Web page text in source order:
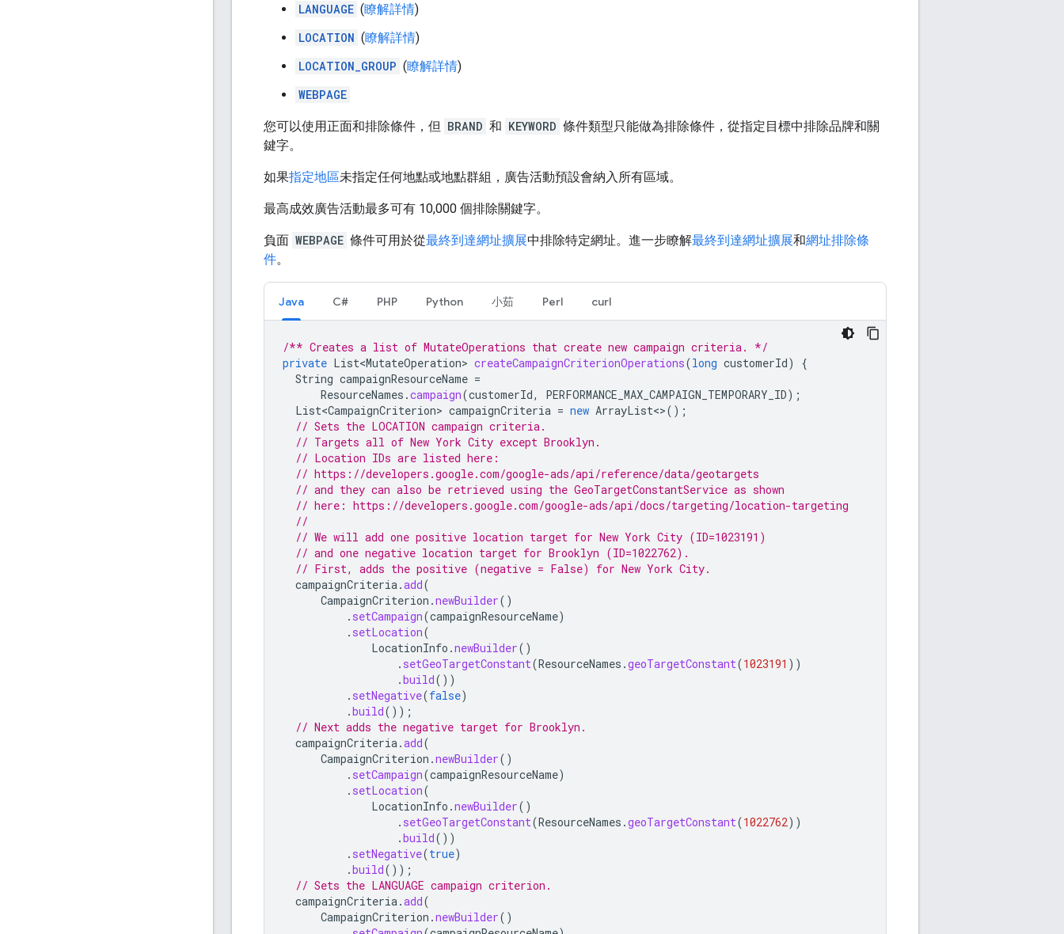
LANGUAGE (瞭解詳情)
LOCATION (瞭解詳情)
LOCATION_GROUP (瞭解詳情)
WEBPAGE
您可以使用正面和排除條件，但 BRAND 和 KEYWORD 條件類型只能做為排除條件，從指定目標中排除品牌和關
鍵字。
如果指定地區未指定任何地點或地點群組，廣告活動預設會納入所有區域。
最高成效廣告活動最多可有 10,000 個排除關鍵字。
負面 WEBPAGE 條件可用於從最終到達網址擴展中排除特定網址。進一步瞭解最終到達網址擴展和網址排除條
件。
Java C# PHP Python 小茹 Perl curl
/** Creates a list of MutateOperations that create new campaign criteria. */
private List<MutateOperation> createCampaignCriterionOperations(long customerId)
{
String campaignResourceName =
ResourceNames .campaign(customerId, PERFORMANCE_MAX_CAMPAIGN_TEMPORARY_ID);
List<CampaignCriterion> campaignCriteria = new ArrayList<>();
// Sets the LOCATION campaign criteria.
// Targets all of New York City except Brooklyn.
// Location IDs are listed here:
// https://developers.google.com/google-ads/api/reference/data/geotargets
// and they can also be retrieved using the GeoTargetConstantService as shown
// here: https://developers.google.com/google-ads/api/docs/targeting/location-targeting
//
// We will add one positive location target for New York City (ID=1023191)
// and one negative location target for Brooklyn (ID=1022762).
// First, adds the positive (negative = False) for New York City.
campaignCriteria.add(
CampaignCriterion .newBuilder()
. setCampaign(campaignResourceName)
. setLocation(
LocationInfo .newBuilder()
. setGeoTargetConstant(ResourceNames .geoTargetConstant(1023191 ))
.build())
. setNegative(false)
.build());
// Next adds the negative target for Brooklyn.
campaignCriteria.add(
CampaignCriterion .newBuilder()
. setCampaign(campaignResourceName)
. setLocation(
LocationInfo .newBuilder()
. setGeoTargetConstant(ResourceNames .geoTargetConstant(1022762))
.build())
. setNegative(true)
.build());
// Sets the LANGUAGE campaign criterion.
campaignCriteria.add(
CampaignCriterion .newBuilder()